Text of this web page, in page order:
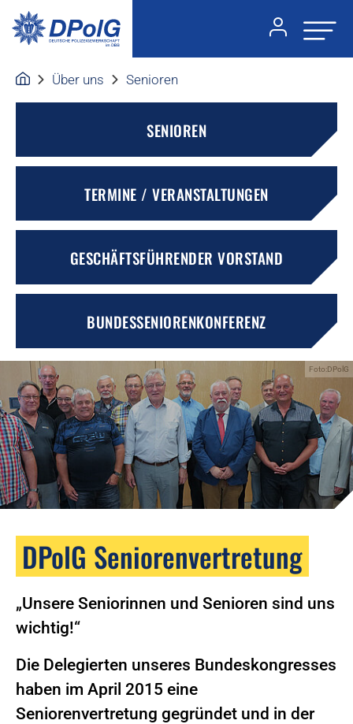
Über uns Senioren
SENIOREN
TERMINE / VERANSTALTUNGEN
GESCHÄFTSFÜHRENDER VORSTAND
BUNDESSENIORENKONFERENZ
Foto:DPolG
DPolG Seniorenvertretung
„Unsere Seniorinnen und Senioren sind uns
wichtig!“
Die Delegierten unseres Bundeskongresses
haben im April 2015 eine
Seniorenvertretung gegründet und in der